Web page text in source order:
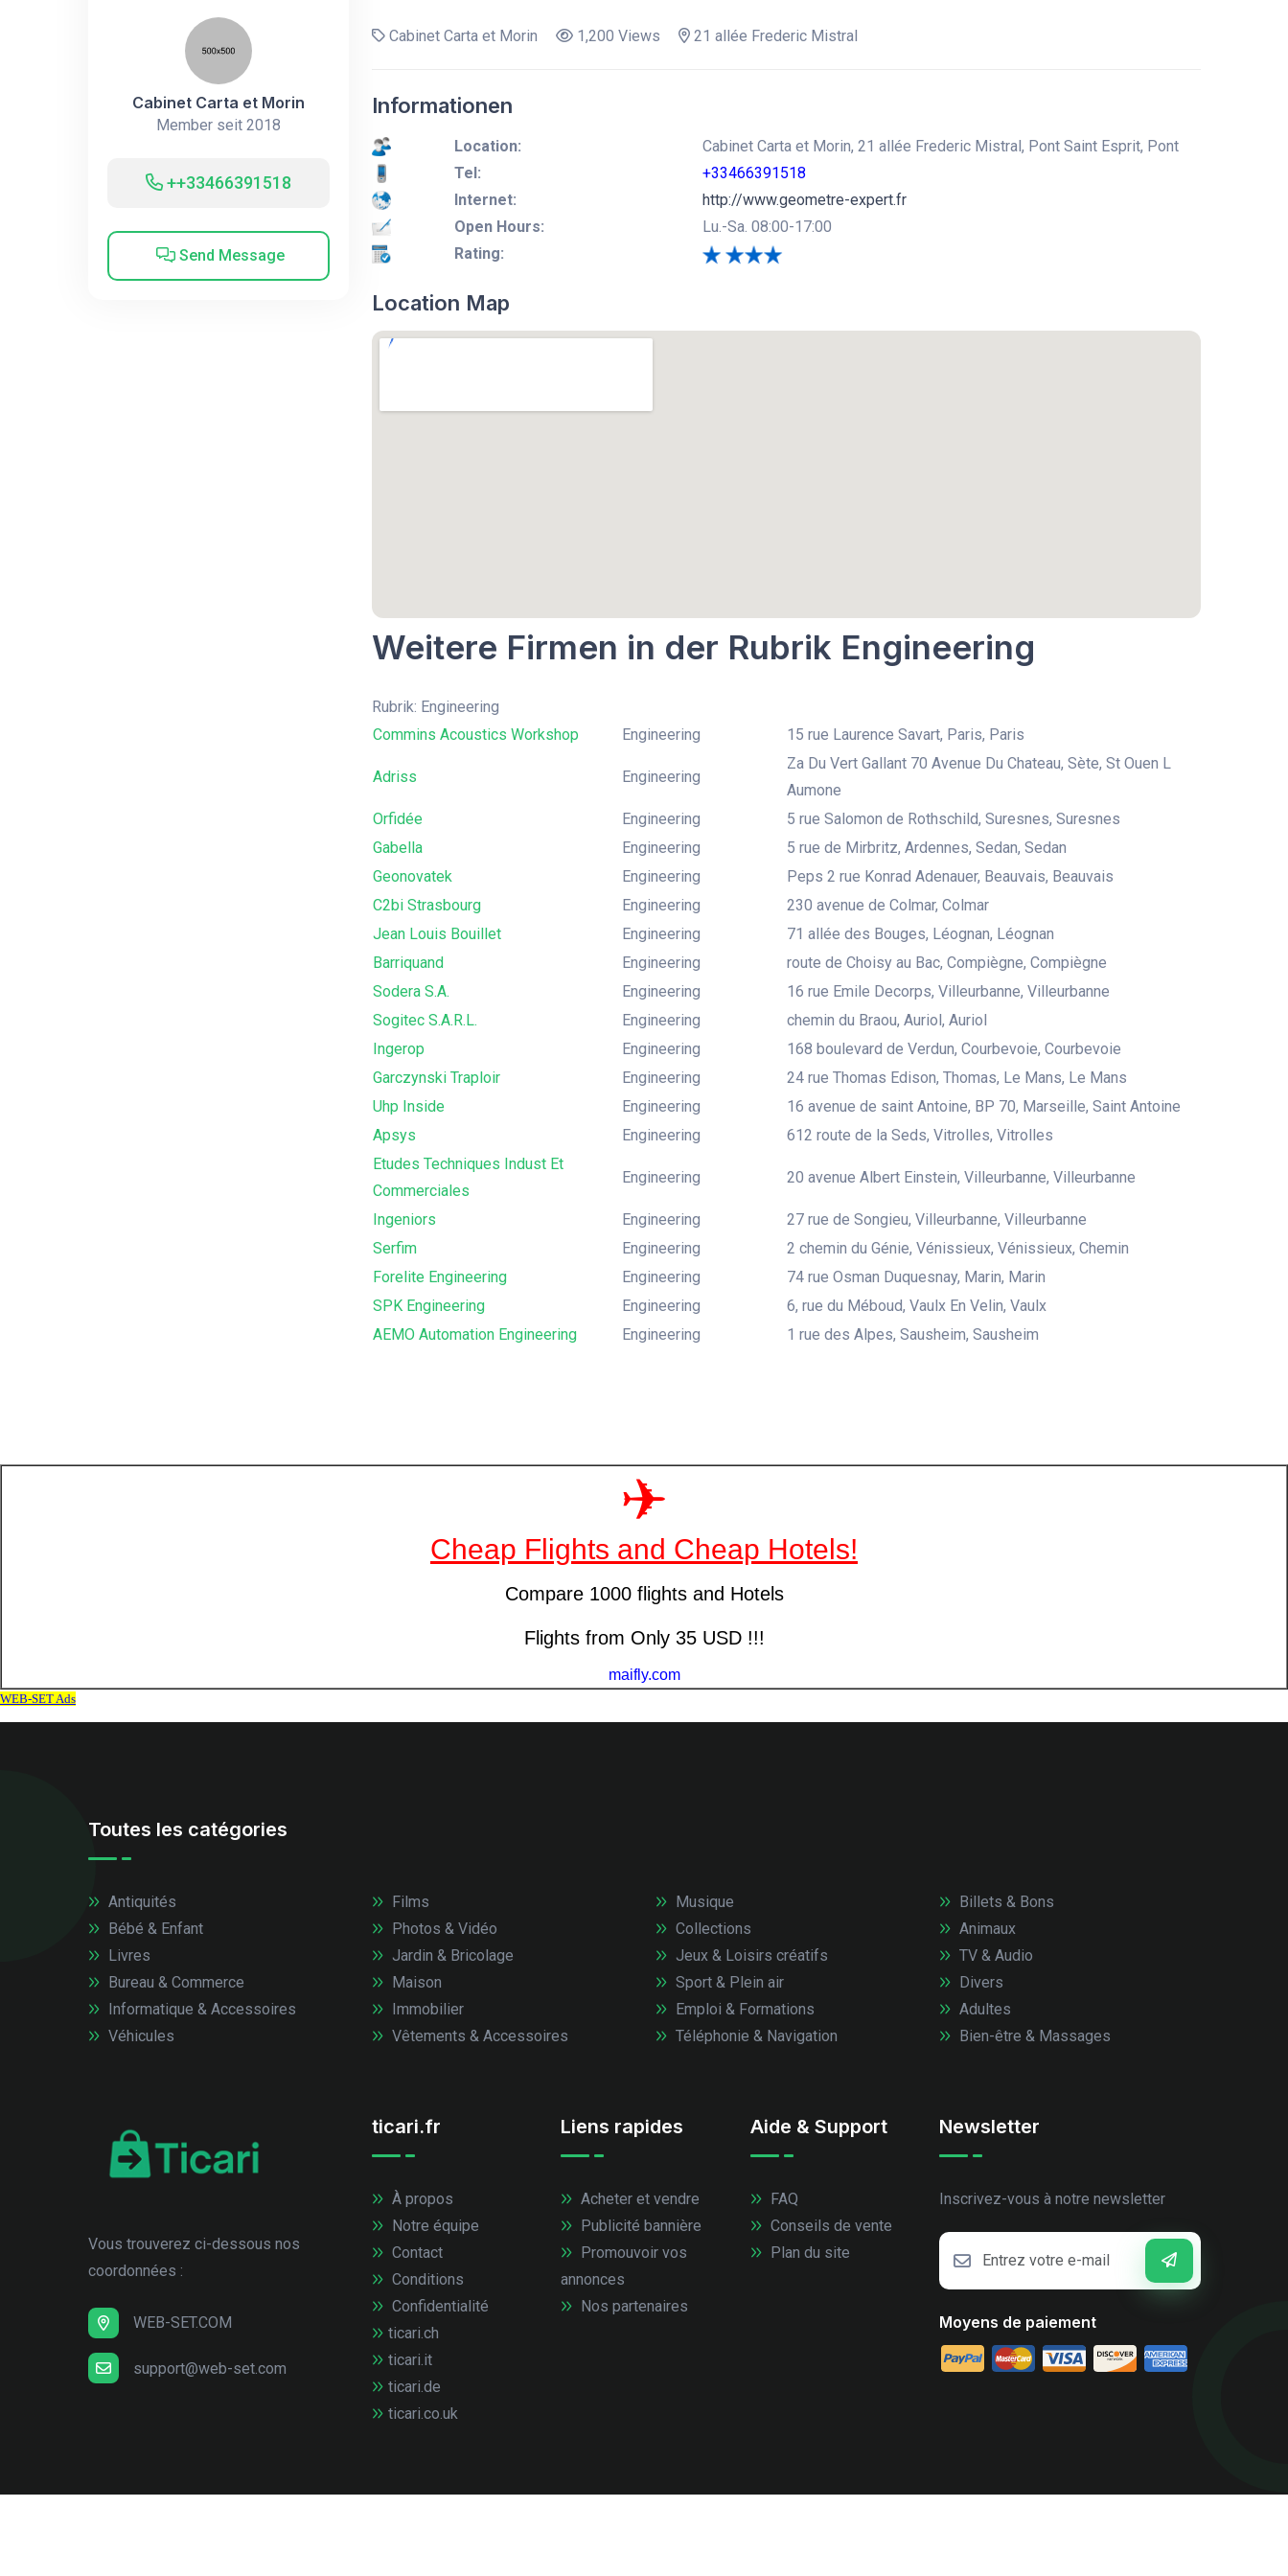
Cabinet Carta et Morin
Member seit 2018
++33466391518
Send Message
Cabinet Carta et Morin 1,200 Views 21 allée Frederic Mistral
Informationen
Location:
Cabinet Carta et Morin, 21 allée Frederic Mistral, Pont Saint Esprit, Pont
Tel:
+33466391518
Internet:
http://www.geometre-expert.fr
Open Hours:
Lu.-Sa. 08:00-17:00
Rating:
Location Map
Weitere Firmen in der Rubrik Engineering
Rubrik: Engineering
Commins Acoustics Workshop
Engineering 15 rue Laurence Savart, Paris, Paris
Adriss Engineering
Za Du Vert Gallant 70 Avenue Du Chateau, Sète, St Ouen L
Aumone
Orfidée
Engineering
5 rue Salomon de Rothschild, Suresnes, Suresnes
Gabella
Engineering
5 rue de Mirbritz, Ardennes, Sedan, Sedan
Geonovatek
Engineering
Peps 2 rue Konrad Adenauer, Beauvais, Beauvais
C2bi Strasbourg
Engineering
230 avenue de Colmar, Colmar
Jean Louis Bouillet
Engineering
71 allée des Bouges, Léognan, Léognan
Barriquand
Engineering
route de Choisy au Bac, Compiègne, Compiègne
Sodera S.A.
Engineering
16 rue Emile Decorps, Villeurbanne, Villeurbanne
Sogitec S.A.R.L.
Engineering
chemin du Braou, Auriol, Auriol
Ingerop
Engineering
168 boulevard de Verdun, Courbevoie, Courbevoie
Garczynski Traploir
Engineering
24 rue Thomas Edison, Thomas, Le Mans, Le Mans
Uhp Inside
Engineering
16 avenue de saint Antoine, BP 70, Marseille, Saint Antoine
Apsys
Engineering
612 route de la Seds, Vitrolles, Vitrolles
Etudes Techniques Indust Et
Commerciales
Engineering 20 avenue Albert Einstein, Villeurbanne, Villeurbanne
Ingeniors Engineering
27 rue de Songieu, Villeurbanne, Villeurbanne
Serfim
Engineering
2 chemin du Génie, Vénissieux, Vénissieux, Chemin
Forelite Engineering
Engineering
74 rue Osman Duquesnay, Marin, Marin
SPK Engineering
Engineering
6, rue du Méboud, Vaulx En Velin, Vaulx
AEMO Automation Engineering
Engineering 1 rue des Alpes, Sausheim, Sausheim
Toutes les catégories
Antiquités
Bébé & Enfant
Livres
Bureau & Commerce
Informatique & Accessoires
Véhicules
Films
Photos & Vidéo
Jardin & Bricolage
Maison
Immobilier
Vêtements & Accessoires
Musique
Collections
Jeux & Loisirs créatifs
Sport & Plein air
Emploi & Formations
Téléphonie & Navigation
Billets & Bons
Animaux
TV & Audio
Divers
Adultes
Bien-être & Massages
Vous trouverez ci-dessous nos
coordonnées :
WEB-SET.COM
support@web-set.com
ticari.fr
À propos
Notre équipe
Contact
Conditions
Confidentialité
ticari.ch
ticari.it
ticari.de
ticari.co.uk
Liens rapides
Acheter et vendre
Publicité bannière
Promouvoir vos
annonces
Nos partenaires
Aide & Support
FAQ
Conseils de vente
Plan du site
Newsletter
Inscrivez-vous à notre newsletter
Moyens de paiement